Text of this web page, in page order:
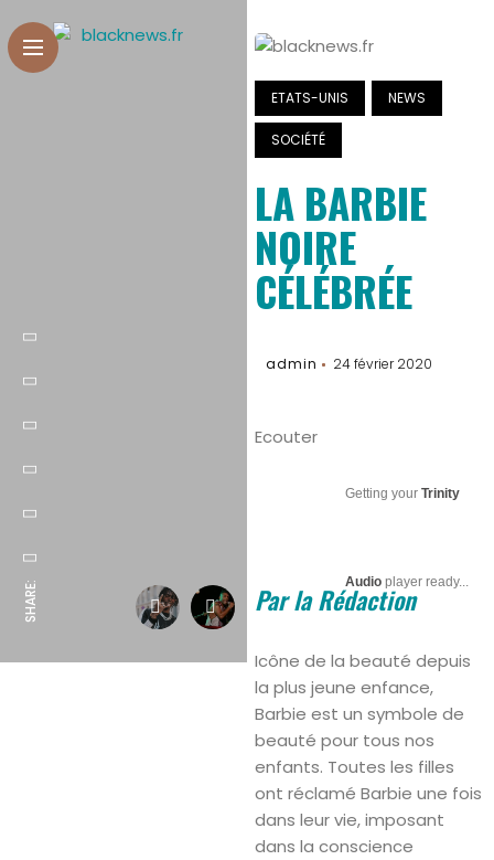
SHARE:
ETATS-UNIS NEWS
SOCIÉTÉ
LA BARBIE
NOIRE
CÉLÉBRÉE
admin 24 février 2020
Ecouter
Getting your Trinity
Audioplayer ready...
Par la Rédaction
Icône de la beauté depuis
la plus jeune enfance,
Barbie est un symbole de
beauté pour tous nos
enfants. Toutes les filles
ont réclamé Barbie une fois
dans leur vie, imposant
dans la conscience